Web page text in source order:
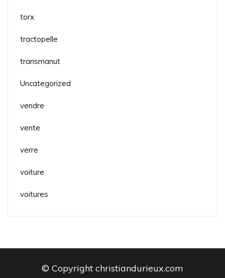
torx
tractopelle
transmanut
Uncategorized
vendre
vente
verre
voiture
voitures
© Copyright christiandurieux.com